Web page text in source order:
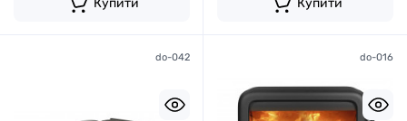
Купити Купити
do-042 do-016